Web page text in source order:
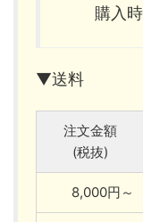
購入時
▼送料
注文金額
(税抜)
8,000円～